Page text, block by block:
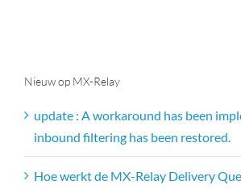
Nieuw op MX-Relay
update : A workaround has been
inbound filtering has been restored.
Hoe werkt de MX-Relay Delivery